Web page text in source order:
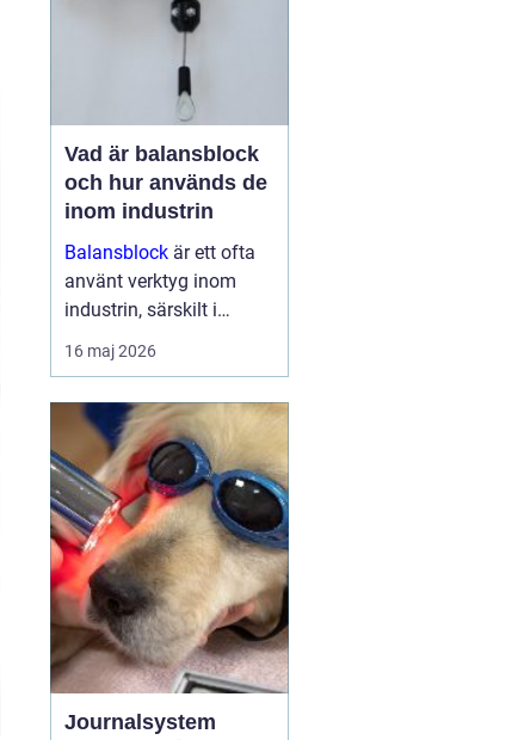
Vad är balansblock
och hur används de
inom industrin
Balansblock är ett ofta
använt verktyg inom
industrin, särskilt i
verkstads- och
produktionsmiljöer, där
effektivisera
arbetsfl&oum...
16 maj 2026
Journalsystem